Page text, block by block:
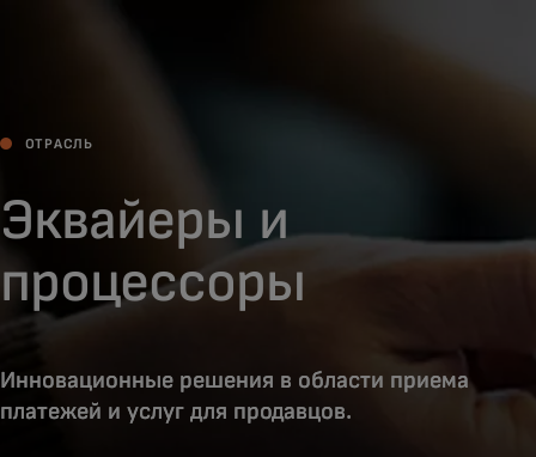
Для всего мира
Для новаторов
ОТРАСЛЬ
Эквайеры и
процессоры
Инновационные решения в области приема
платежей и услуг для продавцов.